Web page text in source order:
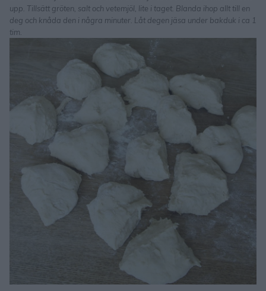
upp. Tillsätt gröten, salt och vetemjöl, lite i taget. Blanda ihop allt till en
deg och knåda den i några minuter. Låt degen jäsa under bakduk i ca 1
tim.